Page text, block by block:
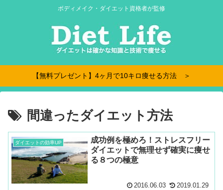
ボディメイク・ダイエット資格者が監修
【無料プレゼント】4ヶ月で10キロ痩せる方法 ＞
間違ったダイエット方法
ダイエットの効率UP
成功例を極めろ！ストレスフリー
ダイエットで無理せず確実に痩せ
る８つの極意
2016.06.03 2019.01.29